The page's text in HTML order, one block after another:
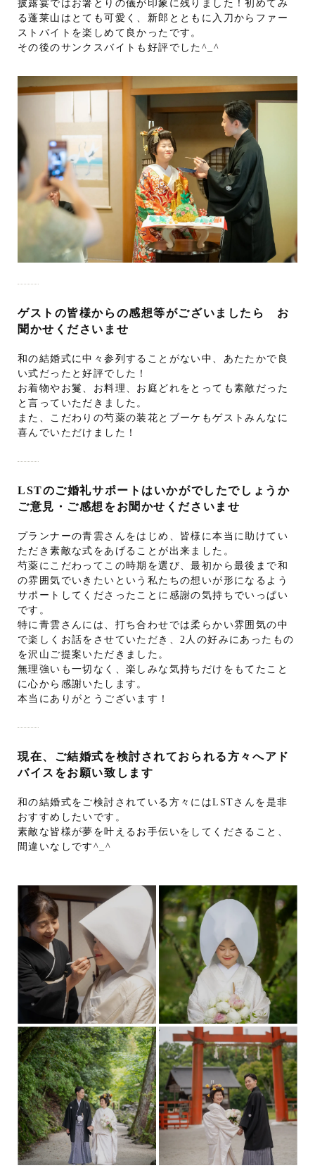
披露宴ではお箸とりの儀が印象に残りました！初めてみ
る蓬莱山はとても可愛く、新郎とともに入刀からファー
ストバイトを楽しめて良かったです。
その後のサンクスバイトも好評でした^_^
ゲストの皆様からの感想等がございましたら お
聞かせくださいませ
和の結婚式に中々参列することがない中、あたたかで良
い式だったと好評でした！
お着物やお鬘、お料理、お庭どれをとっても素敵だった
と言っていただきました。
また、こだわりの芍薬の装花とブーケもゲストみんなに
喜んでいただけました！
LSTのご婚礼サポートはいかがでしたでしょうか
ご意見・ご感想をお聞かせくださいませ
プランナーの青雲さんをはじめ、皆様に本当に助けてい
ただき素敵な式をあげることが出来ました。
芍薬にこだわってこの時期を選び、最初から最後まで和
の雰囲気でいきたいという私たちの想いが形になるよう
サポートしてくださったことに感謝の気持ちでいっぱい
です。
特に青雲さんには、打ち合わせでは柔らかい雰囲気の中
で楽しくお話をさせていただき、2人の好みにあったもの
を沢山ご提案いただきました。
無理強いも一切なく、楽しみな気持ちだけをもてたこと
に心から感謝いたします。
本当にありがとうございます！
現在、ご結婚式を検討されておられる方々へアド
バイスをお願い致します
和の結婚式をご検討されている方々にはLSTさんを是非
おすすめしたいです。
素敵な皆様が夢を叶えるお手伝いをしてくださること、
間違いなしです^_^